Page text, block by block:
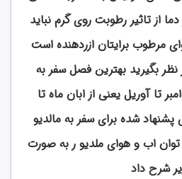
از تاثیر رطوبت روی گرم نباید
مرطوب برایتان ازردهنده است
نظر بگیرید بهترین فصل سفر به
تا آوریل یعنی از ابان ماه تا
شده برای سفر به مالدیو
اب و هوای ملدیو ر به صورت
شرح داد